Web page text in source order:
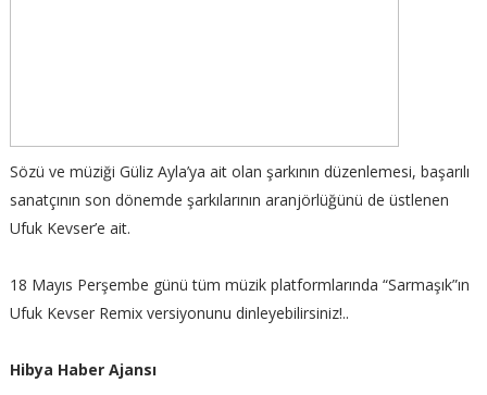
Sözü ve müziği Güliz Ayla’ya ait olan şarkının düzenlemesi, başarılı
sanatçının son dönemde şarkılarının aranjörlüğünü de üstlenen
Ufuk Kevser’e ait.
18 Mayıs Perşembe günü tüm müzik platformlarında “Sarmaşık”ın
Ufuk Kevser Remix versiyonunu dinleyebilirsiniz!..
Hibya Haber Ajansı